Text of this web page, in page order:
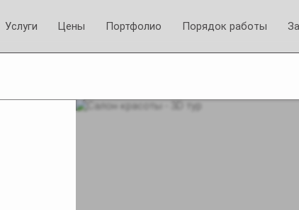
Услуги Цены Портфолио Порядок работы